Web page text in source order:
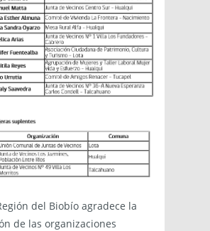
del Biobío agradece la
de las organizaciones